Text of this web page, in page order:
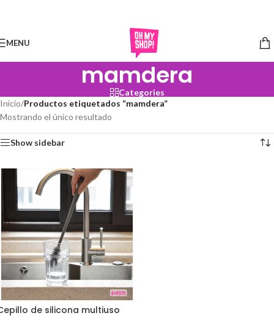
MENU
mamdera
Categories
Inicio/Productos etiquetados “mamdera”
Mostrando el único resultado
Show sidebar
de silicona multiuso